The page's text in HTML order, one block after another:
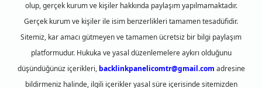
olup, gerçek kurum ve kişiler hakkında paylaşım yapılmamaktadır.
Gerçek kurum ve kişiler ile isim benzerlikleri tamamen tesadüfidir.
Sitemiz, kar amacı gütmeyen ve tamamen ücretsiz bir bilgi paylaşım
platformudur. Hukuka ve yasal düzenlemelere aykırı olduğunu
düşündüğünüz içerikleri, backlinkpanelicomtr@gmail.com adresine
bildirmeniz halinde, ilgili içerikler yasal süre içerisinde sitemizden